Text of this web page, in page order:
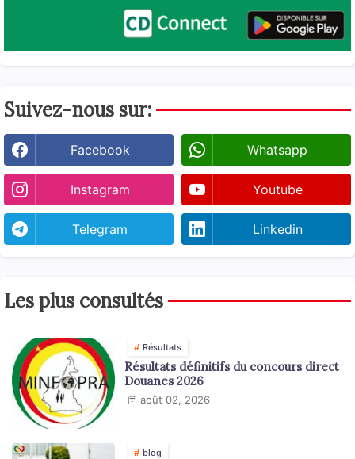
Suivez-nous sur:
Facebook Whatsapp
Instagram Youtube
Telegram Linkedin
Les plus consultés
Résultats
Résultats définitifs du concours direct
Douanes 2026
août 02, 2026
blog